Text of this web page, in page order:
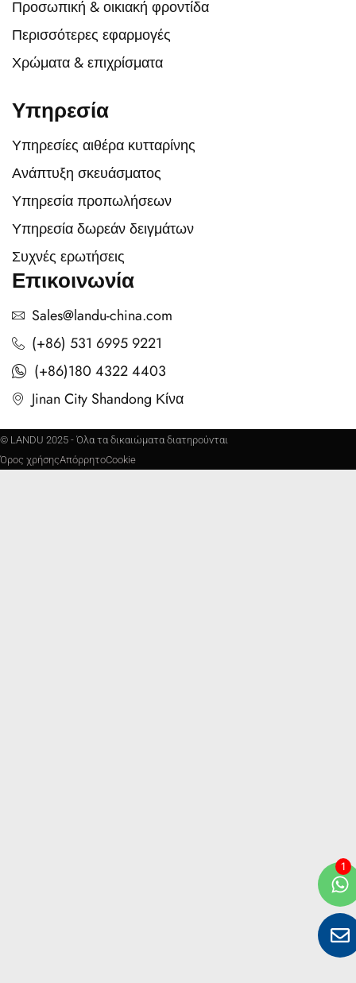
Προσωπική & οικιακή φροντίδα
Περισσότερες εφαρμογές
Χρώματα & επιχρίσματα
Υπηρεσία
Υπηρεσίες αιθέρα κυτταρίνης
Ανάπτυξη σκευάσματος
Υπηρεσία προπωλήσεων
Υπηρεσία δωρεάν δειγμάτων
Συχνές ερωτήσεις
Επικοινωνία
Sales@landu-china.com
(+86) 531 6995 9221
(+86)180 4322 4403
Jinan City Shandong Κίνα
© LANDU 2025 - Όλα τα δικαιώματα διατηρούνται
Όρος χρήσηςΑπόρρητοCookie